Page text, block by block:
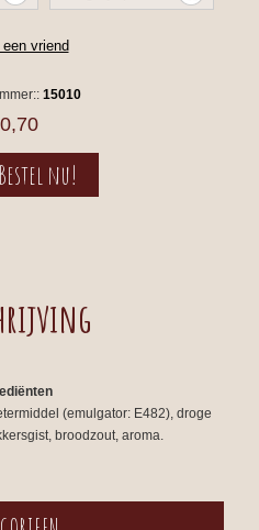
15010
(emulgator: E482), droge
broodzout, aroma.